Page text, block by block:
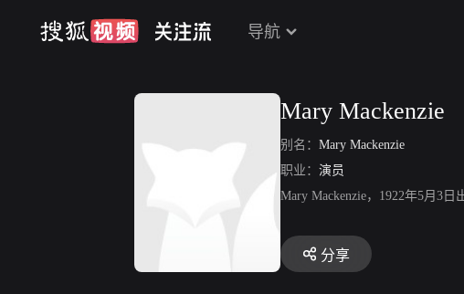
导航
Mary Mackenzie
别名： Mary Mackenzie
职业： 演员
Mary Mackenzie，1922年5月3
分享